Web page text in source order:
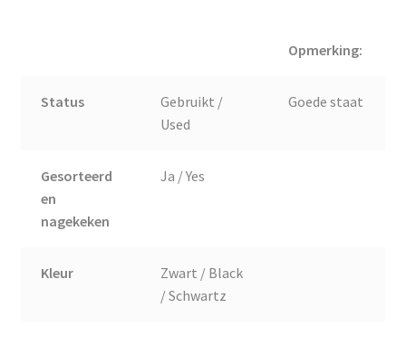
Opmerking:
Status
Gebruikt /
Used
Goede staat
Gesorteerd
en
nagekeken
Ja / Yes
Kleur
Zwart / Black
/ Schwartz